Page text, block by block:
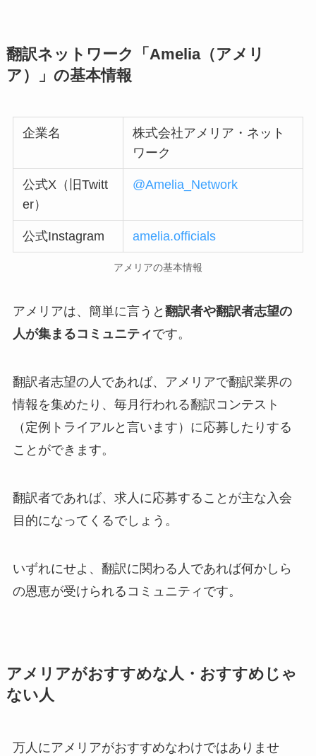
翻訳ネットワーク「Amelia（アメリ
ア）」の基本情報
企業名
株式会社アメリア・ネット
ワーク
公式X（旧Twitt
er）
@Amelia_Network
公式Instagram amelia.officials
アメリアの基本情報
アメリアは、簡単に言うと 翻訳者や翻訳者志望の
人が集まるコミュニティです。
翻訳者志望の人であれば、アメリアで翻訳業界の
情報を集めたり、毎月行われる翻訳コンテスト
（定例トライアルと言います）に応募したりする
ことができます。
翻訳者であれば、求人に応募することが主な入会
目的になってくるでしょう。
いずれにせよ、翻訳に関わる人であれば何かしら
の恩恵が受けられるコミュニティです。
アメリアがおすすめな人・おすすめじゃ
ない人
万人にアメリアがおすすめなわけではありませ